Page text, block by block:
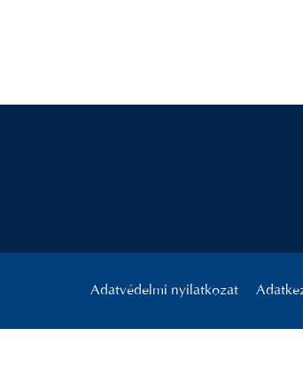
Adatvédelmi nyilatkozat